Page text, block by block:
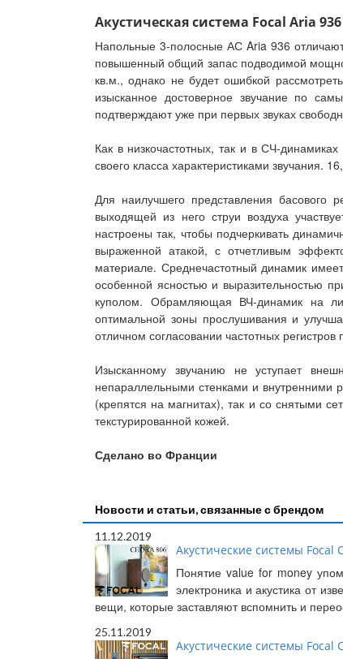
Акустическая система Focal Aria
Напольные 3-полосные АС Aria 936
повышенный общий запас подводимой
кв.м., однако не будет ошибкой
изысканное достоверное звучание по
подтверждают уже при первых звуках
Как в низкочастотных, так и в СЧ-
своего класса характеристиками
Для наилучшего представления басового
выходящей из него струи воздуха
настроены так, чтобы подчеркивать
выраженной атакой, с отчетливым
материале. Среднечастотный динамик
особенной ясностью и выразительностью
куполом. Обрамляющая ВЧ-динамик на
оптимальной зоны прослушивания и
отличном согласовании частотных регистров
Изысканному звучанию не уступает
непараллельными стенками и
(крепятся на магнитах), так и со снятыми
текстурированной кожей.
Сделано во Франции
Новости и статьи, связанные с брендом
11.12.2019
Акустические системы Focal
Понятие value for money
электроника и акустика от
вещи, которые заставляют вспомнить и
25.11.2019
Акустические системы Focal